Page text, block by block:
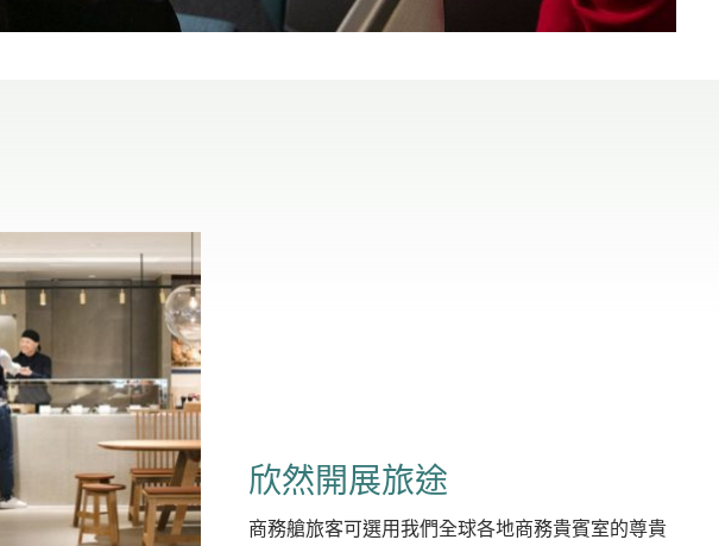
欣然開展旅途
商務艙旅客可選用我們全球各地商務貴賓室的尊貴